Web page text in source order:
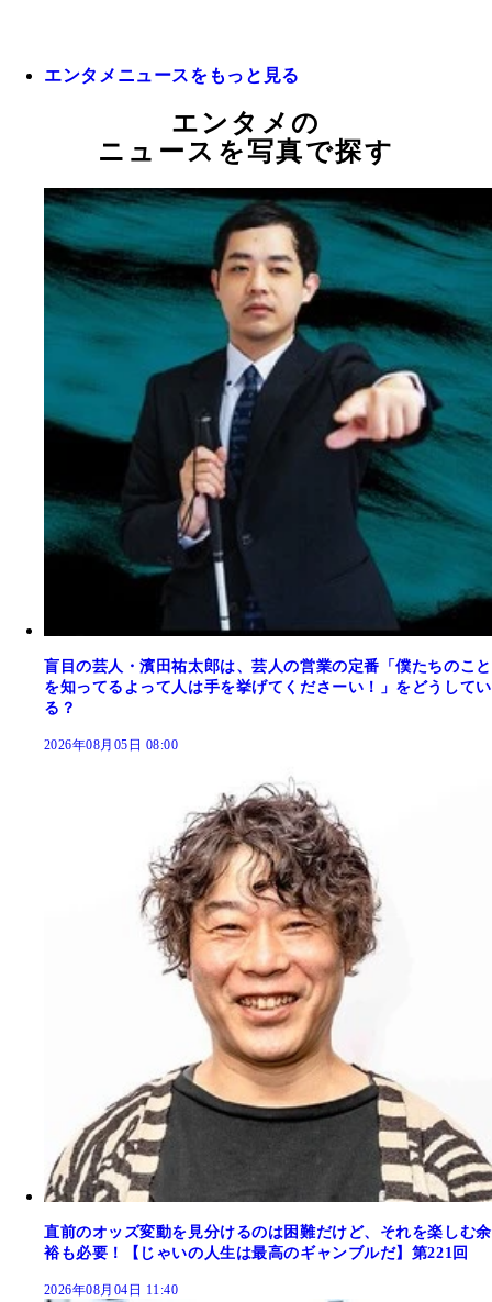
エンタメニュースをもっと見る
エンタメの
ニュースを写真で探す
盲目の芸人・濱田祐太郎は、芸人の営業の定番「僕たちのこと
を知ってるよって人は手を挙げてくださーい！」をどうしてい
る？
2026年08月05日 08:00
直前のオッズ変動を見分けるのは困難だけど、それを楽しむ余
裕も必要！【じゃいの人生は最高のギャンブルだ】第221回
2026年08月04日 11:40